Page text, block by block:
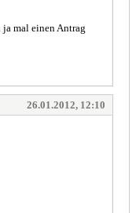
mal einen Antrag
26.01.2012, 12:10